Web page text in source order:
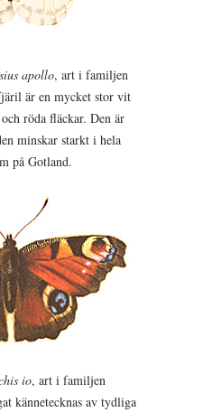
apollo, art i familjen
är en mycket stor vit
röda fläckar. Den är
minskar starkt i hela
på Gotland.
io, art i familjen
kännetecknas av tydliga